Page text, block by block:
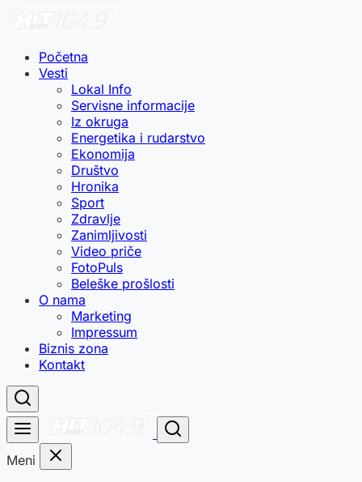
Početna
Vesti
Lokal Info
Servisne informacije
Iz okruga
Energetika i rudarstvo
Ekonomija
Društvo
Hronika
Sport
Zdravlje
Zanimljivosti
Video priče
FotoPuls
Beleške prošlosti
O nama
Marketing
Impressum
Biznis zona
Kontakt
Meni